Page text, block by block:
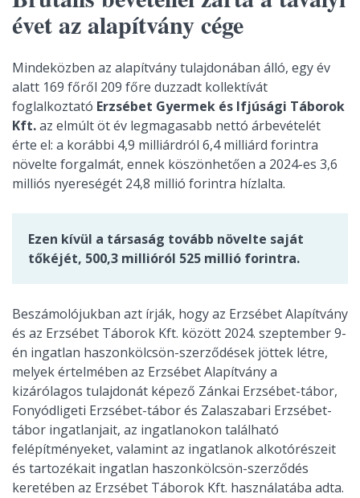
évet az alapítvány cége
Mindeközben az alapítvány tulajdonában álló, egy év
alatt 169 főről 209 főre duzzadt kollektívát
foglalkoztató Erzsébet Gyermek és Ifjúsági Táborok
Kft.az elmúlt öt év legmagasabb nettó árbevételét
érte el: a korábbi 4,9 milliárdról 6,4 milliárd forintra
növelte forgalmát, ennek köszönhetően a 2024-es 3,6
milliós nyereségét 24,8 millió forintra hízlalta.
Ezen kívül a társaság tovább növelte saját
tőkéjét, 500,3 millióról 525 millió forintra.
Beszámolójukban azt írják, hogy az Erzsébet Alapítvány
és az Erzsébet Táborok Kft. között 2024. szeptember 9-
én ingatlan haszonkölcsön-szerződések jöttek létre,
melyek értelmében az Erzsébet Alapítvány a
kizárólagos tulajdonát képező Zánkai Erzsébet-tábor,
Fonyódligeti Erzsébet-tábor és Zalaszabari Erzsébet-
tábor ingatlanjait, az ingatlanokon található
felépítményeket, valamint az ingatlanok alkotórészeit
és tartozékait ingatlan haszonkölcsön-szerződés
keretében az Erzsébet Táborok Kft. használatába adta.